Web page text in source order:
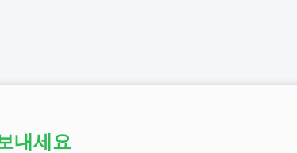
내세요